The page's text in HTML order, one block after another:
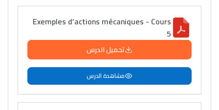
Exemples d’actions mécaniques - Cours
5
تحميل الدرس
مشاهدة الدرس